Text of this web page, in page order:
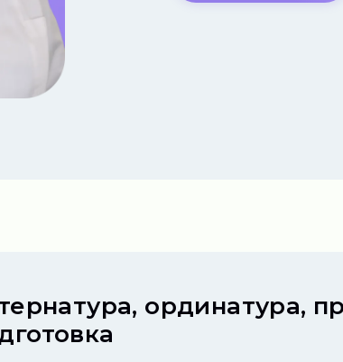
ординатура,